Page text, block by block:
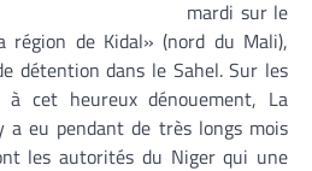
mardi sur le
de Kidal» (nord du Mali),
détention dans le Sahel. Sur les
cet heureux dénouement, La
a eu pendant de très longs mois
les autorités du Niger qui une